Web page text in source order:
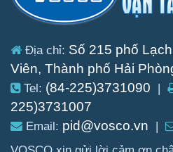
Địa chỉ: Số 215 phố
Viên, Thành phố Hải
Tel: (84-225)3731090 |
225)3731007
Email: pid@vosco.vn |